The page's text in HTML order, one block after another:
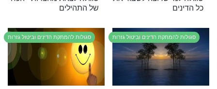
הדינים וביטול גזרות סגולות להמתקת הדינים וביטול גזרות